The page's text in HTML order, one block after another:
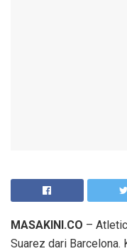
MASAKINI.CO –
Suarez dari